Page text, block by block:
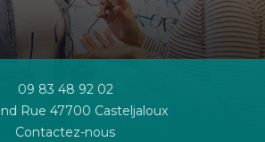
09 83 48 92 02
Rue 47700 Casteljaloux
Contactez-nous